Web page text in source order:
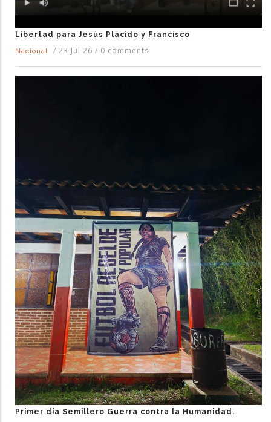
Libertad para Jesús Plácido y Francisco
Nacional
/ 23 Jul 26 / 0 comments
Primer día Semillero Guerra contra la Humanidad.